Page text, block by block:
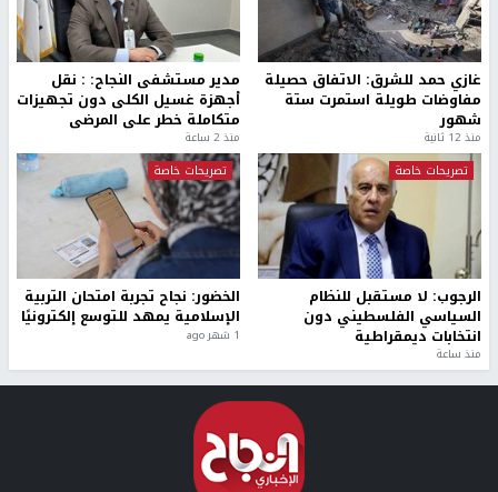
غازي حمد للشرق: الاتفاق حصيلة
مفاوضات طويلة استمرت ستة
شهور
منذ 12 ثانية
مدير مستشفى النجاح: : نقل
أجهزة غسيل الكلى دون تجهيزات
متكاملة خطر على المرضى
منذ 2 ساعة
تصريحات خاصة
الرجوب: لا مستقبل للنظام
السياسي الفلسطيني دون
انتخابات ديمقراطية
منذ ساعة
تصريحات خاصة
الخضور: نجاح تجربة امتحان التربية
الإسلامية يمهد للتوسع إلكترونيًا
1 شهر ago